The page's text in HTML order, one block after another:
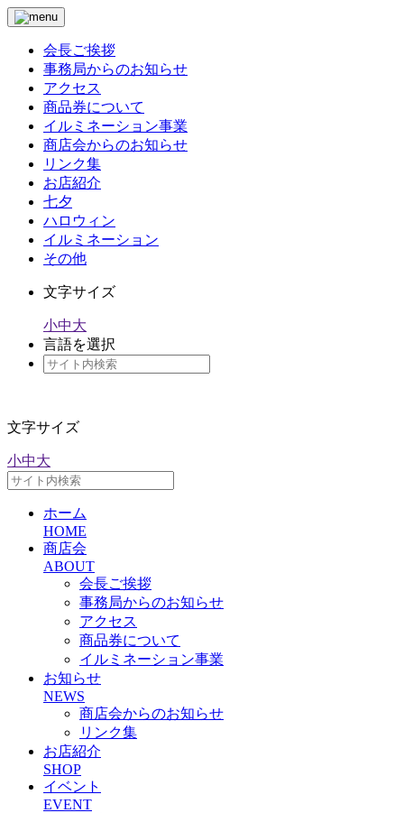
会長ご挨拶
事務局からのお知らせ
アクセス
商品券について
イルミネーション事業
商店会からのお知らせ
リンク集
お店紹介
七夕
ハロウィン
イルミネーション
その他
文字サイズ
小中大
言語を選択
文字サイズ
小中大
ホーム
HOME
商店会
ABOUT
会長ご挨拶
事務局からのお知らせ
アクセス
商品券について
イルミネーション事業
お知らせ
NEWS
商店会からのお知らせ
リンク集
お店紹介
SHOP
イベント
EVENT